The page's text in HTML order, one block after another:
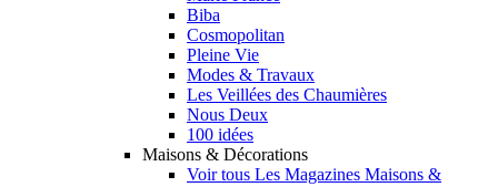
Biba
Cosmopolitan
Pleine Vie
Modes & Travaux
Les Veillées des Chaumières
Nous Deux
100 idées
Maisons & Décorations
Voir tous Les Magazines Maisons &